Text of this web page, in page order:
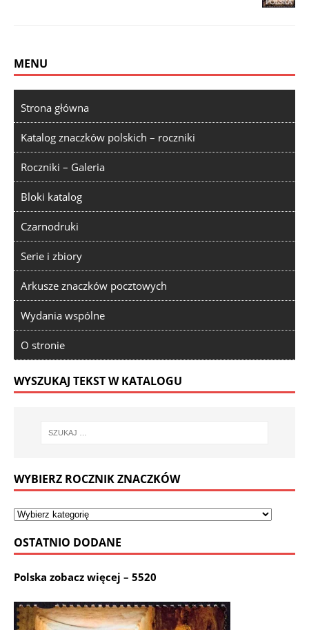
MENU
Strona główna
Katalog znaczków polskich – roczniki
Roczniki – Galeria
Bloki katalog
Czarnodruki
Serie i zbiory
Arkusze znaczków pocztowych
Wydania wspólne
O stronie
WYSZUKAJ TEKST W KATALOGU
WYBIERZ ROCZNIK ZNACZKÓW
OSTATNIO DODANE
Polska zobacz więcej – 5520